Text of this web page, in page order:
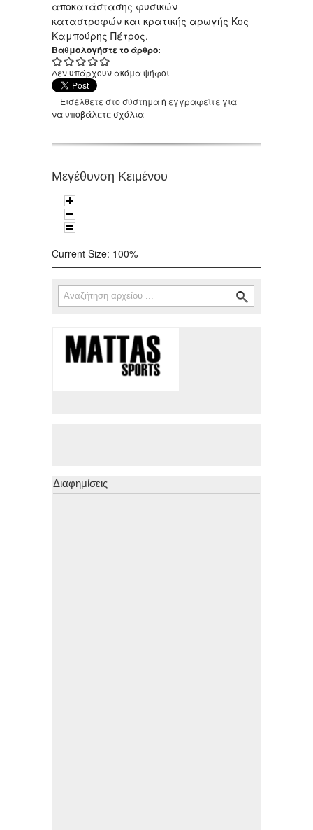
αποκατάστασης φυσικών
καταστροφών και κρατικής αρωγής Κος
Καμπούρης Πέτρος.
Βαθμολογήστε το άρθρο:
Δεν υπάρχουν ακόμα ψήφοι
Εισέλθετε στο σύστημαή εγγραφείτε για
να υποβάλετε σχόλια
Μεγέθυνση Κειμένου
Current Size: 100%
Φόρμα αναζήτησης
Αναζήτηση
Διαφημίσεις